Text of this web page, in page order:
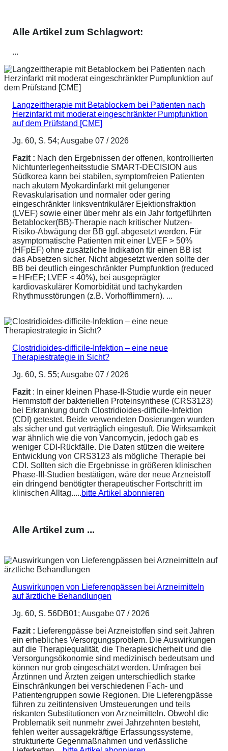
Alle Artikel zum Schlagwort:
...
Langzeittherapie mit Betablockern bei Patienten nach
Herzinfarkt mit moderat eingeschränkter Pumpfunktion
auf dem Prüfstand [CME]
Jg. 60, S. 54; Ausgabe 07 / 2026
Fazit : Nach den Ergebnissen der offenen, kontrollierten
Nichtunterlegenheitsstudie SMART-DECISION aus
Südkorea kann bei stabilen, symptomfreien Patienten
nach akutem Myokardinfarkt mit gelungener
Revaskularisation und normaler oder gering
eingeschränkter linksventrikulärer Ejektionsfraktion
(LVEF) sowie einer über mehr als ein Jahr fortgeführten
Betablocker(BB)-Therapie nach kritischer Nutzen-
Risiko-Abwägung der BB ggf. abgesetzt werden. Für
asymptomatische Patienten mit einer LVEF > 50%
(HFpEF) ohne zusätzliche Indikation für einen BB ist
das Absetzen sicher. Nicht abgesetzt werden sollte der
BB bei deutlich eingeschränkter Pumpfunktion (reduced
= HFrEF; LVEF < 40%), bei ausgeprägter
kardiovaskulärer Komorbidität und tachykarden
Rhythmusstörungen (z.B. Vorhofflimmern). ...
Clostridioides-difficile-Infektion – eine neue
Therapiestrategie in Sicht?
Jg. 60, S. 55; Ausgabe 07 / 2026
Fazit : In einer kleinen Phase-II-Studie wurde ein neuer
Hemmstoff der bakteriellen Proteinsynthese (CRS3123)
bei Erkrankung durch Clostridioides-difficile-Infektion
(CDI) getestet. Beide verwendeten Dosierungen wurden
als sicher und gut verträglich eingestuft. Die Wirksamkeit
war ähnlich wie die von Vancomycin, jedoch gab es
weniger CDI-Rückfälle. Die Daten stützen die weitere
Entwicklung von CRS3123 als mögliche Therapie bei
CDI. Sollten sich die Ergebnisse in größeren klinischen
Phase-III-Studien bestätigen, wäre der neue Arzneistoff
ein dringend benötigter therapeutischer Fortschritt im
klinischen Alltag.....bitte Artikel abonnieren
Alle Artikel zum ...
Auswirkungen von Lieferengpässen bei Arzneimitteln
auf ärztliche Behandlungen
Jg. 60, S. 56DB01; Ausgabe 07 / 2026
Fazit : Lieferengpässe bei Arzneistoffen sind seit Jahren
ein erhebliches Versorgungsproblem. Die Auswirkungen
auf die Therapiequalität, die Therapiesicherheit und die
Versorgungsökonomie sind medizinisch bedeutsam und
können nur grob eingeschätzt werden. Umfragen bei
Ärztinnen und Ärzten zeigen unterschiedlich starke
Einschränkungen bei verschiedenen Fach- und
Patientengruppen sowie Regionen. Die Lieferengpässe
führen zu zeitintensiven Umsteuerungen und teils
riskanten Substitutionen von Arzneimitteln. Obwohl die
Problematik seit nunmehr zwei Jahrzehnten besteht,
fehlen weiter aussagekräftige Erfassungssysteme,
strukturierte Gegenmaßnahmen und verlässliche